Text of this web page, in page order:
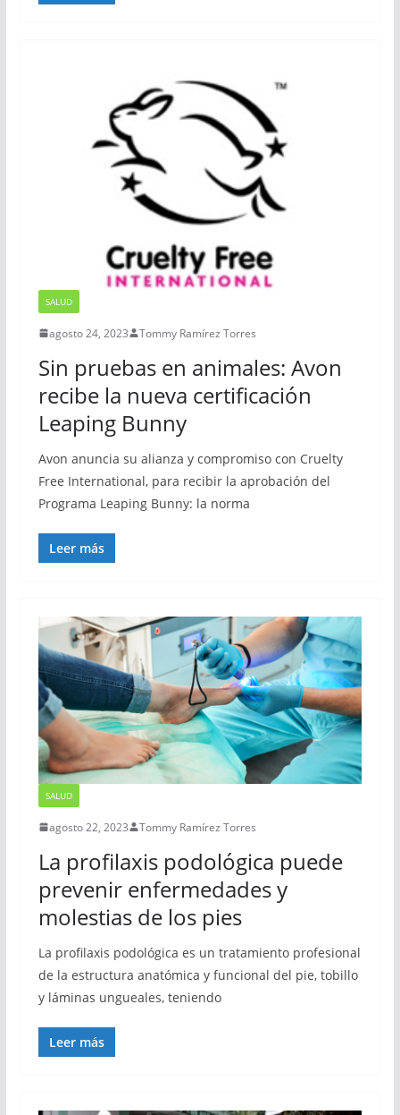
SALUD
agosto 24, 2023 Tommy Ramírez Torres
Sin pruebas en animales: Avon
recibe la nueva certificación
Leaping Bunny
Avon anuncia su alianza y compromiso con Cruelty
Free International, para recibir la aprobación del
Programa Leaping Bunny: la norma
Leer más
SALUD
agosto 22, 2023 Tommy Ramírez Torres
La profilaxis podológica puede
prevenir enfermedades y
molestias de los pies
La profilaxis podológica es un tratamiento profesional
de la estructura anatómica y funcional del pie, tobillo
y láminas ungueales, teniendo
Leer más